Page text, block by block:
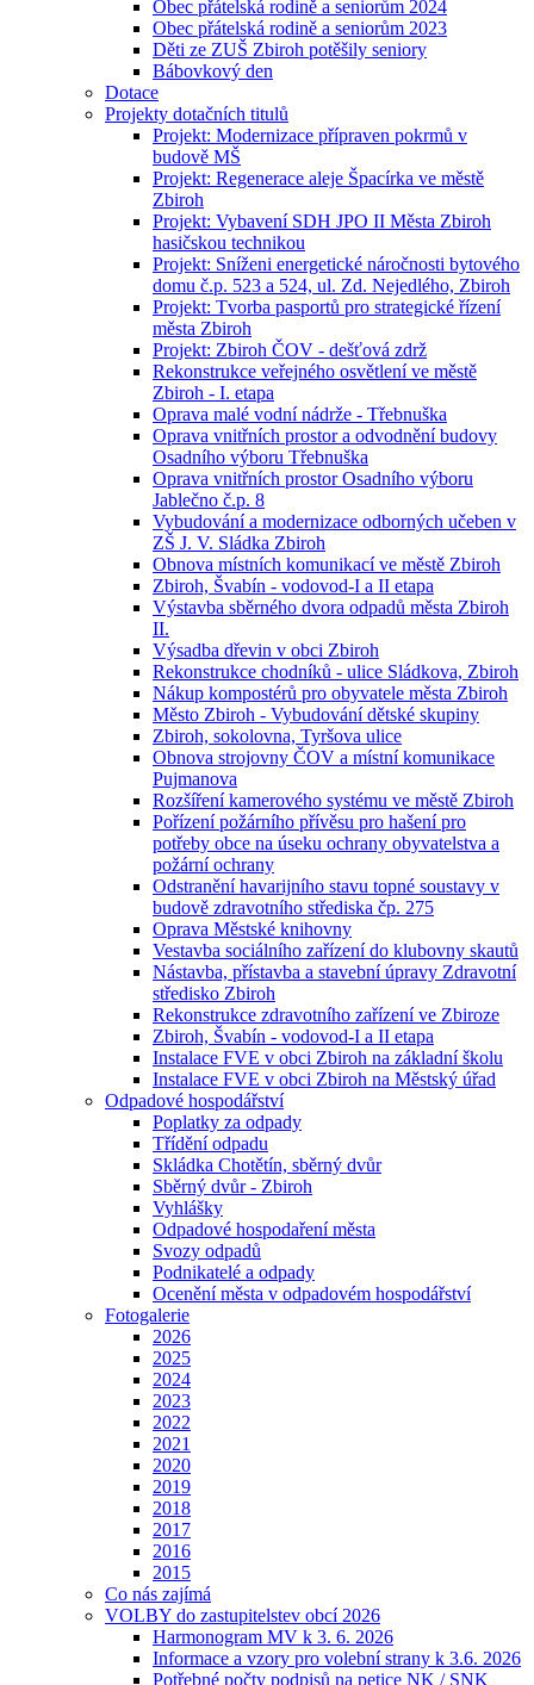
Obec přátelská rodině a seniorům 2024
Obec přátelská rodině a seniorům 2023
Děti ze ZUŠ Zbiroh potěšily seniory
Bábovkový den
Dotace
Projekty dotačních titulů
Projekt: Modernizace přípraven pokrmů v
budově MŠ
Projekt: Regenerace aleje Špacírka ve městě
Zbiroh
Projekt: Vybavení SDH JPO II Města Zbiroh
hasičskou technikou
Projekt: Sníženi energetické náročnosti bytového
domu č.p. 523 a 524, ul. Zd. Nejedlého, Zbiroh
Projekt: Tvorba pasportů pro strategické řízení
města Zbiroh
Projekt: Zbiroh ČOV - dešťová zdrž
Rekonstrukce veřejného osvětlení ve městě
Zbiroh - I. etapa
Oprava malé vodní nádrže - Třebnuška
Oprava vnitřních prostor a odvodnění budovy
Osadního výboru Třebnuška
Oprava vnitřních prostor Osadního výboru
Jablečno č.p. 8
Vybudování a modernizace odborných učeben v
ZŠ J. V. Sládka Zbiroh
Obnova místních komunikací ve městě Zbiroh
Zbiroh, Švabín - vodovod-I a II etapa
Výstavba sběrného dvora odpadů města Zbiroh
II.
Výsadba dřevin v obci Zbiroh
Rekonstrukce chodníků - ulice Sládkova, Zbiroh
Nákup kompostérů pro obyvatele města Zbiroh
Město Zbiroh - Vybudování dětské skupiny
Zbiroh, sokolovna, Tyršova ulice
Obnova strojovny ČOV a místní komunikace
Pujmanova
Rozšíření kamerového systému ve městě Zbiroh
Pořízení požárního přívěsu pro hašení pro
potřeby obce na úseku ochrany obyvatelstva a
požární ochrany
Odstranění havarijního stavu topné soustavy v
budově zdravotního střediska čp. 275
Oprava Městské knihovny
Vestavba sociálního zařízení do klubovny skautů
Nástavba, přístavba a stavební úpravy Zdravotní
středisko Zbiroh
Rekonstrukce zdravotního zařízení ve Zbiroze
Zbiroh, Švabín - vodovod-I a II etapa
Instalace FVE v obci Zbiroh na základní školu
Instalace FVE v obci Zbiroh na Městský úřad
Odpadové hospodářství
Poplatky za odpady
Třídění odpadu
Skládka Chotětín, sběrný dvůr
Sběrný dvůr - Zbiroh
Vyhlášky
Odpadové hospodaření města
Svozy odpadů
Podnikatelé a odpady
Ocenění města v odpadovém hospodářství
Fotogalerie
2026
2025
2024
2023
2022
2021
2020
2019
2018
2017
2016
2015
Co nás zajímá
VOLBY do zastupitelstev obcí 2026
Harmonogram MV k 3. 6. 2026
Informace a vzory pro volební strany k 3.6. 2026
Potřebné počty podpisů na petice NK / SNK